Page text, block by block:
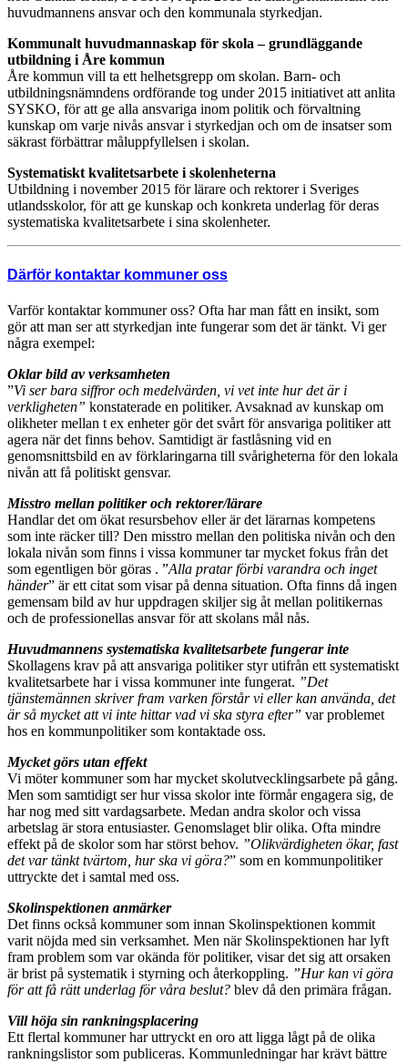
huvudmannens ansvar och den kommunala styrkedjan.
Kommunalt huvudmannaskap för skola – grundläggande
utbildning i Åre kommun
Åre kommun vill ta ett helhetsgrepp om skolan. Barn- och
utbildningsnämndens ordförande tog under 2015 initiativet att anlita
SYSKO, för att ge alla ansvariga inom politik och förvaltning
kunskap om varje nivås ansvar i styrkedjan och om de insatser som
säkrast förbättrar måluppfyllelsen i skolan.
Systematiskt kvalitetsarbete i skolenheterna
Utbildning i november 2015 för lärare och rektorer i Sveriges
utlandsskolor, för att ge kunskap och konkreta underlag för deras
systematiska kvalitetsarbete i sina skolenheter.
Därför kontaktar kommuner oss
Varför kontaktar kommuner oss? Ofta har man fått en insikt, som
gör att man ser att styrkedjan inte fungerar som det är tänkt. Vi ger
några exempel:
Oklar bild av verksamheten
”Vi ser bara siffror och medelvärden, vi vet inte hur det är i
verkligheten” konstaterade en politiker. Avsaknad av kunskap om
olikheter mellan t ex enheter gör det svårt för ansvariga politiker att
agera när det finns behov. Samtidigt är fastlåsning vid en
genomsnittsbild en av förklaringarna till svårigheterna för den lokala
nivån att få politiskt gensvar.
Misstro mellan politiker och rektorer/lärare
Handlar det om ökat resursbehov eller är det lärarnas kompetens
som inte räcker till? Den misstro mellan den politiska nivån och den
lokala nivån som finns i vissa kommuner tar mycket fokus från det
som egentligen bör göras . ”Alla pratar förbi varandra och inget
händer” är ett citat som visar på denna situation. Ofta finns då ingen
gemensam bild av hur uppdragen skiljer sig åt mellan politikernas
och de professionellas ansvar för att skolans mål nås.
Huvudmannens systematiska kvalitetsarbete fungerar inte
Skollagens krav på att ansvariga politiker styr utifrån ett systematiskt
kvalitetsarbete har i vissa kommuner inte fungerat. ”Det
tjänstemännen skriver fram varken förstår vi eller kan använda, det
är så mycket att vi inte hittar vad vi ska styra efter” var problemet
hos en kommunpolitiker som kontaktade oss.
Mycket görs utan effekt
Vi möter kommuner som har mycket skolutvecklingsarbete på gång.
Men som samtidigt ser hur vissa skolor inte förmår engagera sig, de
har nog med sitt vardagsarbete. Medan andra skolor och vissa
arbetslag är stora entusiaster. Genomslaget blir olika. Ofta mindre
effekt på de skolor som har störst behov. ”Olikvärdigheten ökar, fast
det var tänkt tvärtom, hur ska vi göra?” som en kommunpolitiker
uttryckte det i samtal med oss.
Skolinspektionen anmärker
Det finns också kommuner som innan Skolinspektionen kommit
varit nöjda med sin verksamhet. Men när Skolinspektionen har lyft
fram problem som var okända för politiker, visar det sig att orsaken
är brist på systematik i styrning och återkoppling. ”Hur kan vi göra
för att få rätt underlag för våra beslut? blev då den primära frågan.
Vill höja sin rankningsplacering
Ett flertal kommuner har uttryckt en oro att ligga lågt på de olika
rankningslistor som publiceras. Kommunledningar har krävt bättre